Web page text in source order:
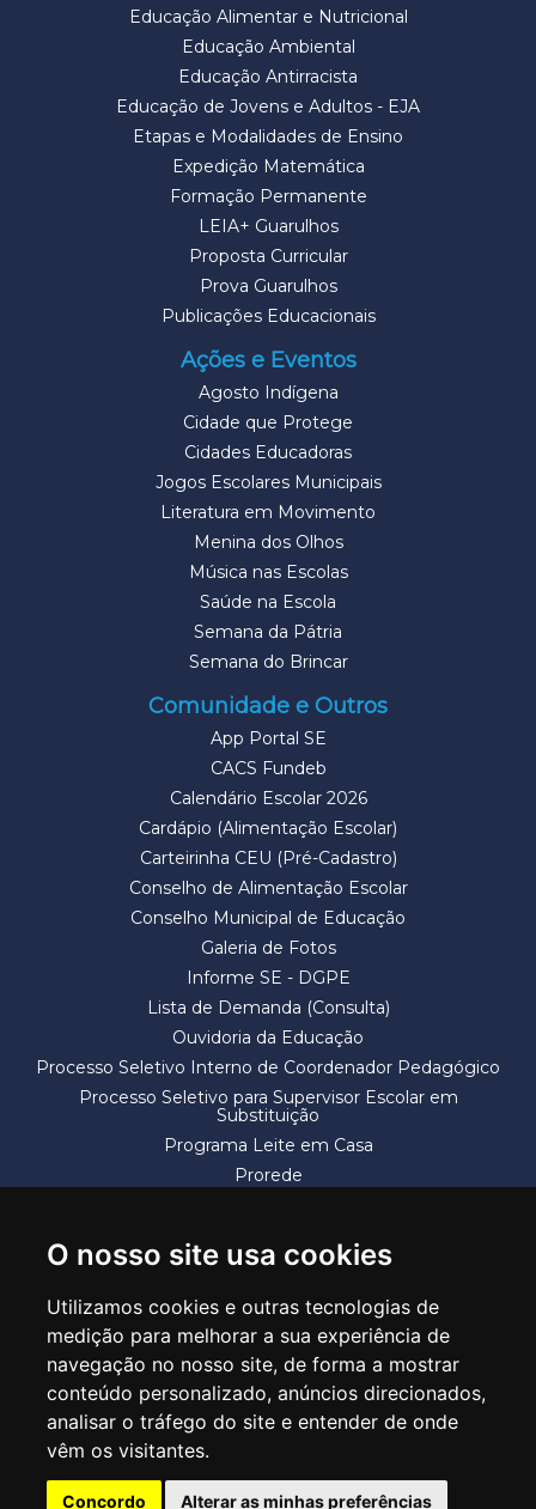
O nosso site usa cookies
Utilizamos cookies e outras tecnologias de
medição para melhorar a sua experiência de
navegação no nosso site, de forma a mostrar
conteúdo personalizado, anúncios direcionados,
analisar o tráfego do site e entender de onde
vêm os visitantes.
Concordo Alterar as minhas preferências
Educação Alimentar e Nutricional
Educação Ambiental
Educação Antirracista
Educação de Jovens e Adultos - EJA
Etapas e Modalidades de Ensino
Expedição Matemática
Formação Permanente
LEIA+ Guarulhos
Proposta Curricular
Prova Guarulhos
Publicações Educacionais
Ações e Eventos
Agosto Indígena
Cidade que Protege
Cidades Educadoras
Jogos Escolares Municipais
Literatura em Movimento
Menina dos Olhos
Música nas Escolas
Saúde na Escola
Semana da Pátria
Semana do Brincar
Comunidade e Outros
App Portal SE
CACS Fundeb
Calendário Escolar 2026
Cardápio (Alimentação Escolar)
Carteirinha CEU (Pré-Cadastro)
Conselho de Alimentação Escolar
Conselho Municipal de Educação
Galeria de Fotos
Informe SE - DGPE
Lista de Demanda (Consulta)
Ouvidoria da Educação
Processo Seletivo Interno de Coordenador Pedagógico
Processo Seletivo para Supervisor Escolar em
Substituição
Programa Leite em Casa
Prorede
SECRETARIA DE EDUCAÇÃO
Rua Claudino Barbosa, 313 - Macedo - Guarulhos/SP CEP 07113-040
Central de Atendimento: *55 11 2475-7300